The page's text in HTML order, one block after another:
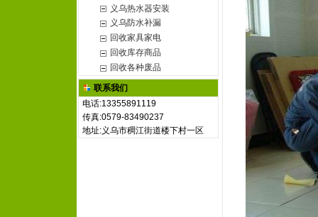
义乌热水器安装
义乌防水补漏
回收家具家电
回收库存商品
回收各种废品
联系我们
电话:13355891119
传真:0579-83490237
地址:义乌市稠江街道楼下村一区